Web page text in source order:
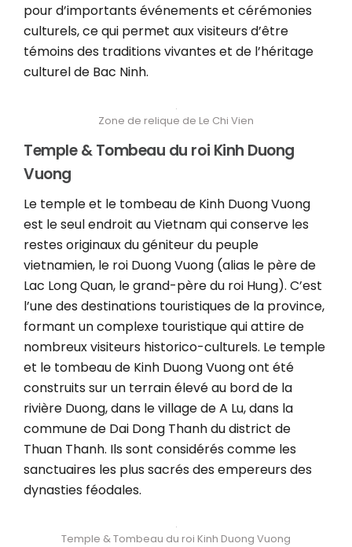
pour d’importants événements et cérémonies
culturels, ce qui permet aux visiteurs d’être
témoins des traditions vivantes et de l’héritage
culturel de Bac Ninh.
Zone de relique de Le Chi Vien
Temple & Tombeau du roi Kinh Duong
Vuong
Le temple et le tombeau de Kinh Duong Vuong
est le seul endroit au Vietnam qui conserve les
restes originaux du géniteur du peuple
vietnamien, le roi Duong Vuong (alias le père de
Lac Long Quan, le grand-père du roi Hung). C’est
l’une des destinations touristiques de la province,
formant un complexe touristique qui attire de
nombreux visiteurs historico-culturels. Le temple
et le tombeau de Kinh Duong Vuong ont été
construits sur un terrain élevé au bord de la
rivière Duong, dans le village de A Lu, dans la
commune de Dai Dong Thanh du district de
Thuan Thanh. Ils sont considérés comme les
sanctuaires les plus sacrés des empereurs des
dynasties féodales.
Temple & Tombeau du roi Kinh Duong Vuong